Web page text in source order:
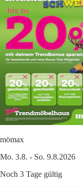
mömax
Mo. 3.8. - So. 9.8.2026
Noch 3 Tage gültig